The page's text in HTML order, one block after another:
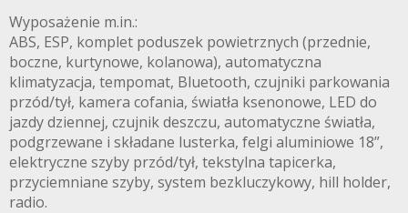
Wyposażenie m.in.:
ABS, ESP, komplet poduszek powietrznych (przednie,
boczne, kurtynowe, kolanowa), automatyczna
klimatyzacja, tempomat, Bluetooth, czujniki parkowania
przód/tył, kamera cofania, światła ksenonowe, LED do
jazdy dziennej, czujnik deszczu, automatyczne światła,
podgrzewane i składane lusterka, felgi aluminiowe 18”,
elektryczne szyby przód/tył, tekstylna tapicerka,
przyciemniane szyby, system bezkluczykowy, hill holder,
radio.